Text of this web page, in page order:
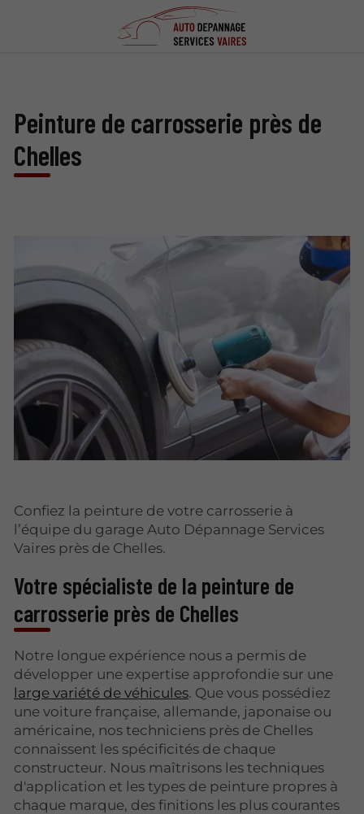
Peinture de carrosserie près de
Chelles
Confiez la peinture de votre carrosserie à
l’équipe du garage Auto Dépannage Services
Vaires près de Chelles.
Votre spécialiste de la peinture de
carrosserie près de Chelles
Notre longue expérience nous a permis de
développer une expertise approfondie sur une
large variété de véhicules. Que vous possédiez
une voiture française, allemande, japonaise ou
américaine, nos techniciens près de Chelles
connaissent les spécificités de chaque
constructeur. Nous maîtrisons les techniques
d'application et les types de peinture propres à
chaque marque, des finitions les plus courantes